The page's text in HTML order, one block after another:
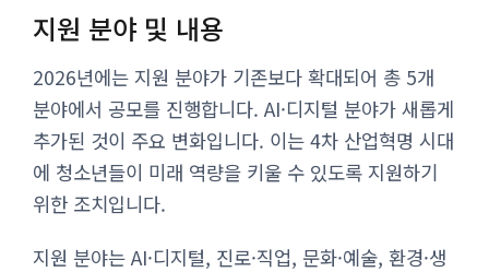
지원 분야 및 내용
2026년에는 지원 분야가 기존보다 확대되어 총 5개
분야에서 공모를 진행합니다. AI·디지털 분야가 새롭게
추가된 것이 주요 변화입니다. 이는 4차 산업혁명 시대
에 청소년들이 미래 역량을 키울 수 있도록 지원하기
위한 조치입니다.
지원 분야는 AI·디지털, 진로·직업, 문화·예술, 환경·생